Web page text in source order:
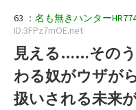
63 ： 名も無きハンター
ID:3FPz7mOE.net
見える……その
わる奴がウザが
扱いされる未来